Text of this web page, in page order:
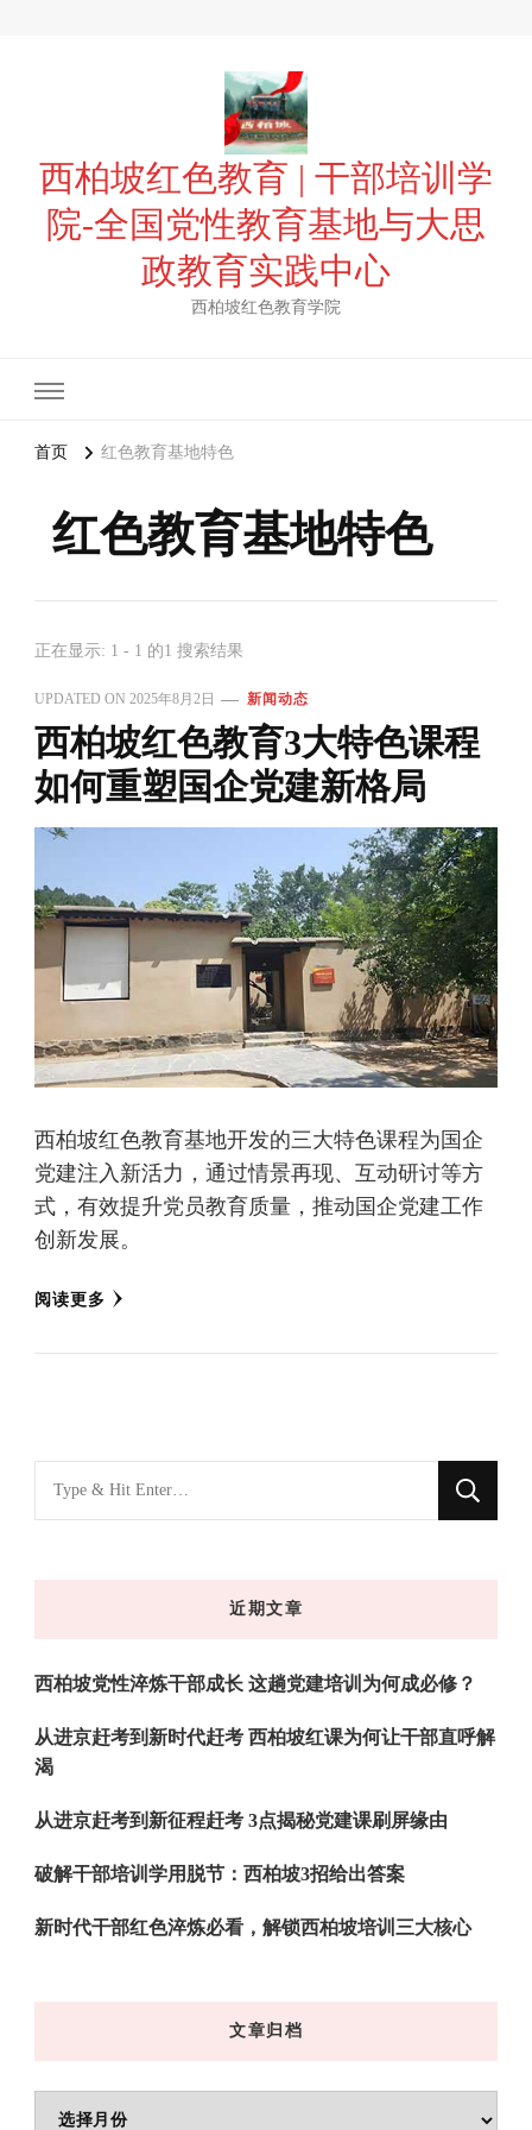
西柏坡红色教育 | 干部培训学
院-全国党性教育基地与大思
政教育实践中心
西柏坡红色教育学院
首页 红色教育基地特色
红色教育基地特色
正在显示: 1 - 1 的1 搜索结果
UPDATED ON 2025年8月2日 新闻动态
西柏坡红色教育3大特色课程
如何重塑国企党建新格局
西柏坡红色教育基地开发的三大特色课程为国企
党建注入新活力，通过情景再现、互动研讨等方
式，有效提升党员教育质量，推动国企党建工作
创新发展。
阅读更多
找
什
近期文章
西柏坡党性淬炼干部成长 这趟党建培训为何成必修？
从进京赶考到新时代赶考 西柏坡红课为何让干部直呼解
渴
从进京赶考到新征程赶考 3点揭秘党建课刷屏缘由
破解干部培训学用脱节：西柏坡3招给出答案
新时代干部红色淬炼必看，解锁西柏坡培训三大核心
文章归档